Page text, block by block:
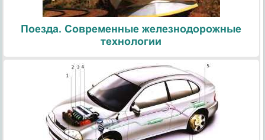
Поезда. Современные железнодорожные
технологии